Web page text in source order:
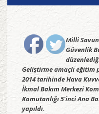
Milli
Güvenlik
Geliştirme amaçlı eğitim
2014 tarihinde Hava
İkmal Bakım Merkezi
Komutanlığı 5’inci Ana
yapıldı.